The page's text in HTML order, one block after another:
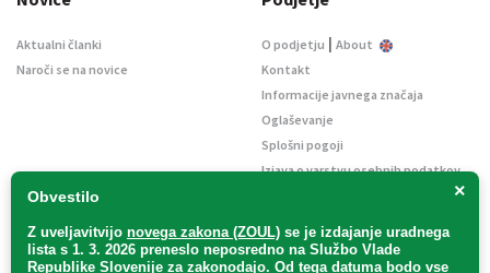
×
Obvestilo
Z uveljavitvijo novega zakona (ZOUL) se je izdajanje uradnega
lista s 1. 3. 2026 preneslo neposredno na Službo Vlade
Republike Slovenije za zakonodajo. Od tega datuma bodo vse
Aktualni članki
Naroči se na novice
O podjetju | About
Kontakt
Informacije javnega značaja
Oglaševanje
Splošni pogoji
Izjava o varstvu osebnih podatkov